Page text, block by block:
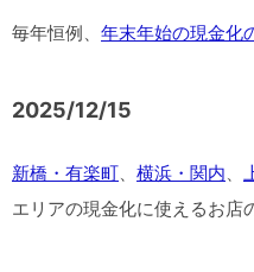
毎年恒例、 年末年始の現金化
2025/12/15
新橋・有楽町、 横浜・関内、
エリアの現金化に使えるお店